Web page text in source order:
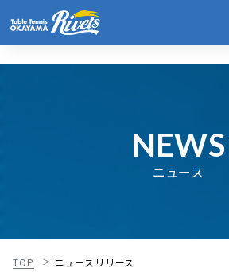
NEWS
ニュース
TOP ニュースリリース